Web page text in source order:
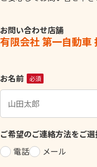
お問い合わせ店舗
有限会社 第一自動車
こ
の
ィ
ー
ル
ド
お名前 必須
ご希望のご連絡方法をご
電話
メール